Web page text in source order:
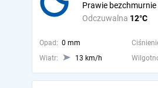
Odczuwalna 12°C
Prawie bezchmurnie
Opad: 0 mm
Wiatr:
13 km/h